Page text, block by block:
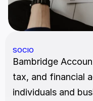
SOCIO
Bambridge
tax, and financial
individuals and